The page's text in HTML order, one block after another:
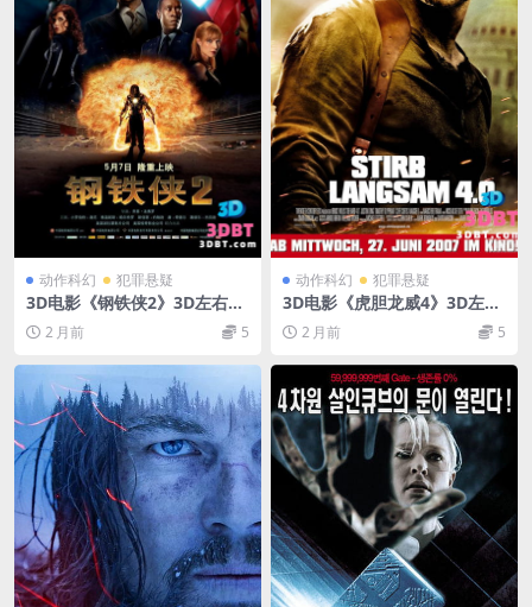
动作科幻 犯罪悬疑
3D电影《钢铁侠2》3D左右分
屏格式 高清网盘 下载 VR3D电
影 2 月前 5
动作科幻 犯罪悬疑
3D电影《虎胆龙威4》3D左右
分屏格式 高清 网盘 下载 3DV
R影视
2 月前 5